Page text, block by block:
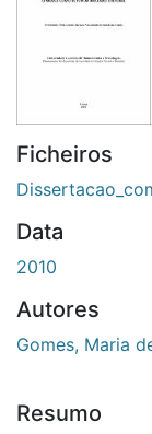
Ficheiros
Data
2010
Autores
Gomes, Maria
Resumo